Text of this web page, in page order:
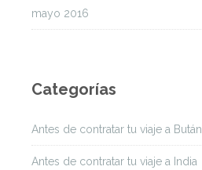
mayo 2016
Categorías
Antes de contratar tu viaje a Bután
Antes de contratar tu viaje a India